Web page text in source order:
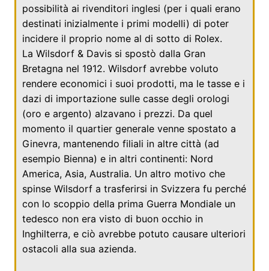
possibilità ai rivenditori inglesi (per i quali erano
destinati inizialmente i primi modelli) di poter
incidere il proprio nome al di sotto di Rolex.
La Wilsdorf & Davis si spostò dalla Gran
Bretagna nel 1912. Wilsdorf avrebbe voluto
rendere economici i suoi prodotti, ma le tasse e i
dazi di importazione sulle casse degli orologi
(oro e argento) alzavano i prezzi. Da quel
momento il quartier generale venne spostato a
Ginevra, mantenendo filiali in altre città (ad
esempio Bienna) e in altri continenti: Nord
America, Asia, Australia. Un altro motivo che
spinse Wilsdorf a trasferirsi in Svizzera fu perché
con lo scoppio della prima Guerra Mondiale un
tedesco non era visto di buon occhio in
Inghilterra, e ciò avrebbe potuto causare ulteriori
ostacoli alla sua azienda.